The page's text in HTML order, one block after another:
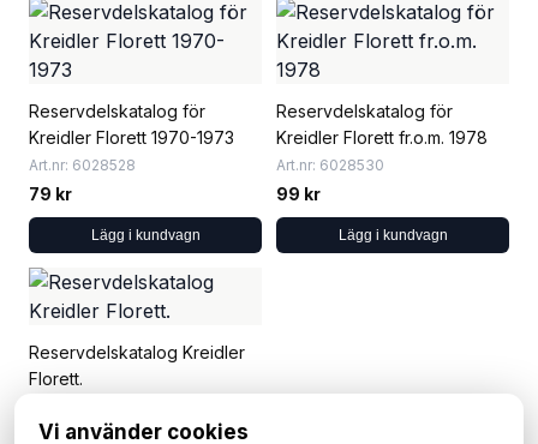
Reservdelskatalog för
Kreidler Florett 1970-1973
Art.nr: 6028528
79 kr
Lägg i kundvagn
Reservdelskatalog för
Kreidler Florett fr.o.m. 1978
Art.nr: 6028530
99 kr
Lägg i kundvagn
Reservdelskatalog Kreidler
Florett.
85 kr
Vi använder cookies